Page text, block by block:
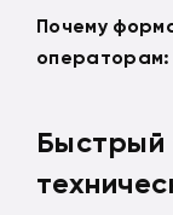
Почему
операторам:
Быстрый